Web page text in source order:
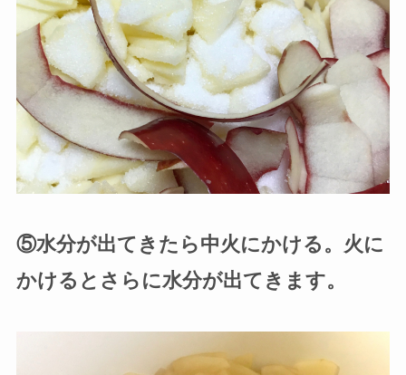
⑤水分が出てきたら中火にかける。火に
かけるとさらに水分が出てきます。